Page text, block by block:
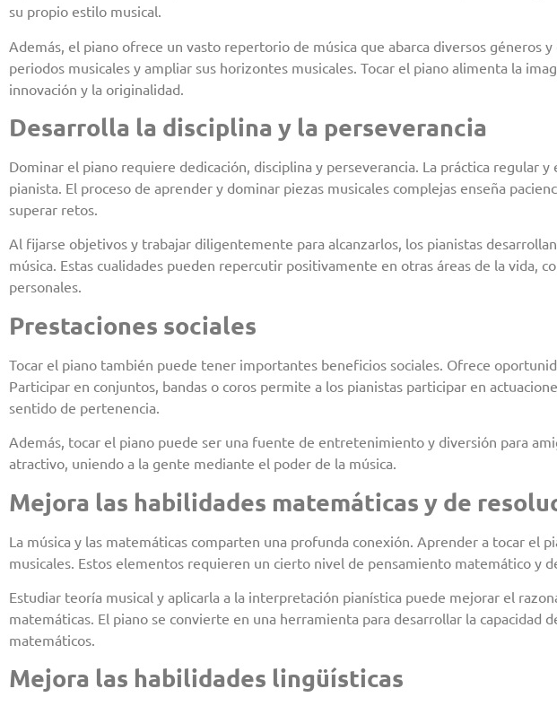
su propio estilo musical.
Además, el piano ofrece un vasto repertorio de música que abarca diversos géneros
periodos musicales y ampliar sus horizontes musicales. Tocar el piano alimenta la
innovación y la originalidad.
Desarrolla la disciplina y la perseverancia
Dominar el piano requiere dedicación, disciplina y perseverancia. La práctica regular
pianista. El proceso de aprender y dominar piezas musicales complejas enseña
superar retos.
Al fijarse objetivos y trabajar diligentemente para alcanzarlos, los pianistas
música. Estas cualidades pueden repercutir positivamente en otras áreas de la vida,
personales.
Prestaciones sociales
Tocar el piano también puede tener importantes beneficios sociales. Ofrece
Participar en conjuntos, bandas o coros permite a los pianistas participar en
sentido de pertenencia.
Además, tocar el piano puede ser una fuente de entretenimiento y diversión para
atractivo, uniendo a la gente mediante el poder de la música.
Mejora las habilidades matemáticas y de
La música y las matemáticas comparten una profunda conexión. Aprender a tocar el
musicales. Estos elementos requieren un cierto nivel de pensamiento matemático y
Estudiar teoría musical y aplicarla a la interpretación pianística puede mejorar el
matemáticas. El piano se convierte en una herramienta para desarrollar la capacidad
matemáticos.
Mejora las habilidades lingüísticas